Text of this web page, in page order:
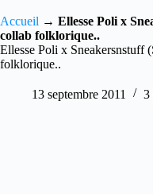
Accueil → Ellesse Poli x
collab folklorique..
Ellesse Poli x Sneakersnstuff
folklorique..
13 septembre 2011 3